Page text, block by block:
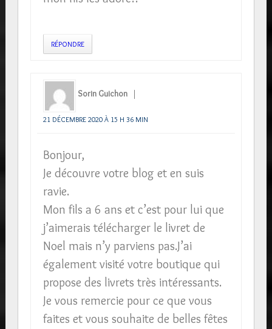
RÉPONDRE
Sorin Guichon
21 DÉCEMBRE 2020 À 15 H 36 MIN
Bonjour,
Je découvre votre blog et en suis
ravie.
Mon fils a 6 ans et c’est pour lui que
j’aimerais télécharger le livret de
Noel mais n’y parviens pas.J’ai
également visité votre boutique qui
propose des livrets très intéressants.
Je vous remercie pour ce que vous
faites et vous souhaite de belles fêtes